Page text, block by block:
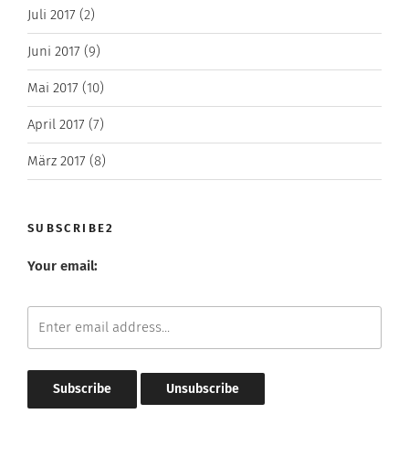
Juli 2017 (2)
Juni 2017 (9)
Mai 2017 (10)
April 2017 (7)
März 2017 (8)
SUBSCRIBE2
Your email: